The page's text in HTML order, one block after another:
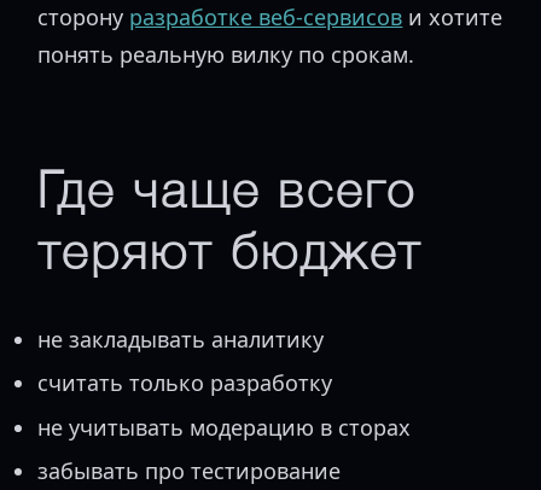
сторону разработке веб-сервисов и хотите
понять реальную вилку по срокам.
Где чаще всего
теряют бюджет
не закладывать аналитику
считать только разработку
не учитывать модерацию в сторах
забывать про тестирование